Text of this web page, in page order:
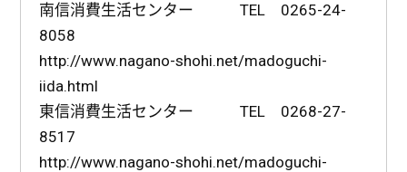
南信消費生活センター TEL 0265-24-
8058
http://www.nagano-shohi.net/madoguchi-
iida.html
東信消費生活センター TEL 0268-27-
8517
http://www.nagano-shohi.net/madoguchi-